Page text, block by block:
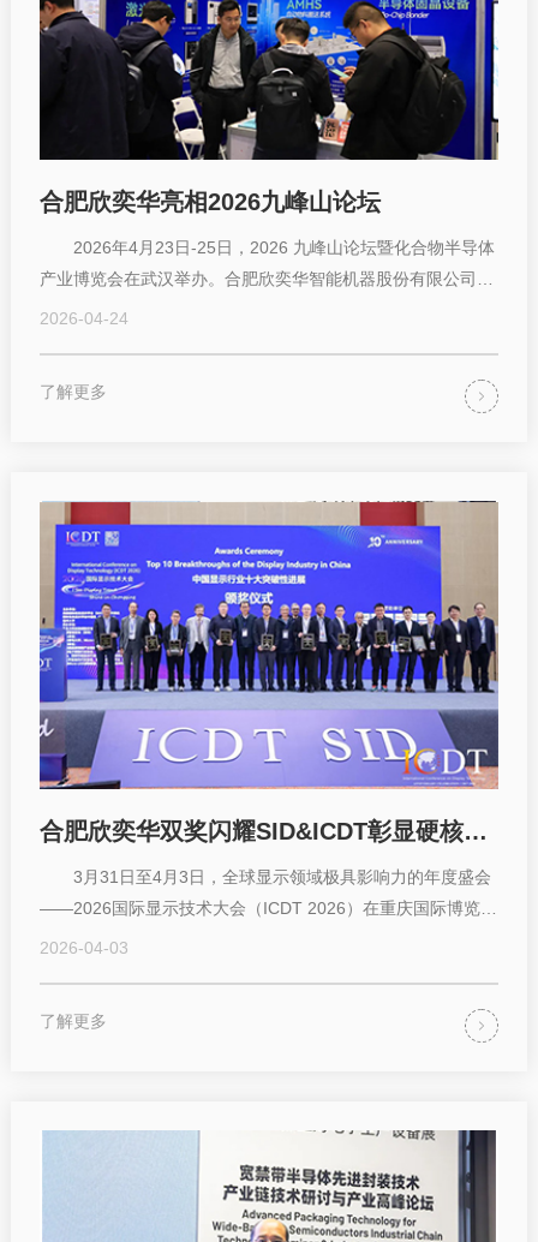
合肥欣奕华亮相2026九峰山论坛
2026年4月23日-25日，2026 九峰山论坛暨化合物半导体
产业博览会在武汉举办。合肥欣奕华智能机器股份有限公司
（以下简称 “合肥欣智”）携半...
2026-04-24
了解更多
合肥欣奕华双奖闪耀SID&ICDT彰显硬核实力
3月31日至4月3日，全球显示领域极具影响力的年度盛会
——2026国际显示技术大会（ICDT 2026）在重庆国际博览中
心隆重举行。值此ICDT十...
2026-04-03
了解更多